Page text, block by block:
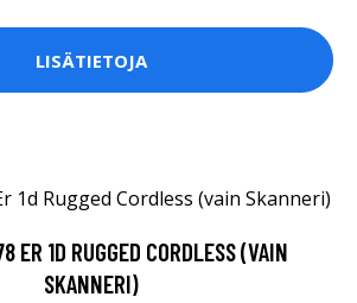
LISÄTIETOJA
ER 1D RUGGED CORDLESS (VAIN
SKANNERI)